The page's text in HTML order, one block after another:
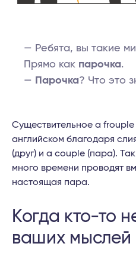
— Ребята, вы такие
Прямо как парочка.
— Парочка? Что это
Существительное a
английском благодаря
(друг) и a couple (пара).
много времени проводят
настоящая пара.
Когда кто-то
ваших мыслей